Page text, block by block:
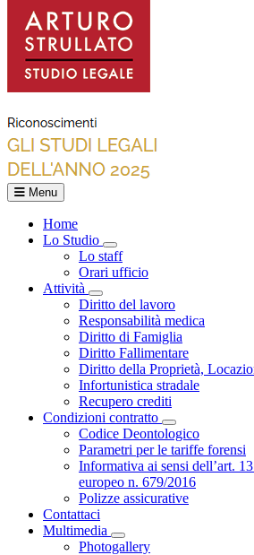
Menu
Home
Lo Studio
Toggle Dropdown
Lo staff
Orari ufficio
Attività
Toggle Dropdown
Diritto del lavoro
Responsabilità medica
Diritto di Famiglia
Diritto Fallimentare
Diritto della Proprietà,
Infortunistica stradale
Recupero crediti
Condizioni contratto
Toggle Dropdown
Codice Deontologico
Parametri per le tariffe forensi
Informativa ai sensi dell’art.
europeo n. 679/2016
Polizze assicurative
Contattaci
Multimedia
Toggle Dropdown
Photogallery